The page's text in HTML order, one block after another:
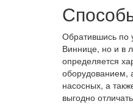
Обратившись по
Виннице, но и в
определяется
оборудованием,
насосных, а
выгодно